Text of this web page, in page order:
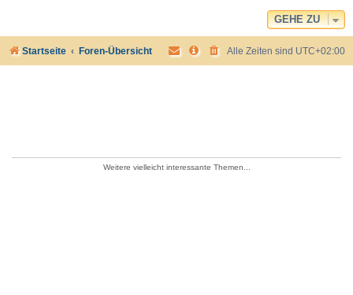
GEHE ZU
Startseite Foren-Übersicht Alle Zeiten sind UTC+02:00
Weitere vielleicht interessante Themen...